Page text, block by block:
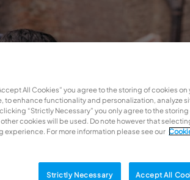
All Cookies” you agree to the storing of cookies on
to enhance functionality and personalization, analyze
“Strictly Necessary” you only agree to the storing
cookies will be used. Do note however that
For more information please see our
Strictly Necessary Accept All